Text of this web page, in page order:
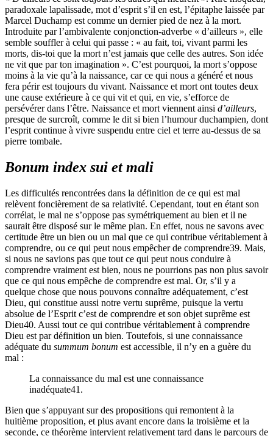
paradoxale lapalissade, mot d’esprit s’il en est, l’épitaphe laissée par
Marcel Duchamp est comme un dernier pied de nez à la mort.
Introduite par l’ambivalente conjonction-adverbe « d’ailleurs », elle
semble souffler à celui qui passe : « au fait, toi, vivant parmi les
morts, dis-toi que la mort n’est jamais que celle des autres. Son idée
ne vit que par ton imagination ». C’est pourquoi, la mort s’oppose
moins à la vie qu’à la naissance, car ce qui nous a généré et nous
fera périr est toujours du vivant. Naissance et mort ont toutes deux
une cause extérieure à ce qui vit et qui, en vie, s’efforce de
persévérer dans l’être. Naissance et mort viennent ainsi d’ailleurs,
presque de surcroît, comme le dit si bien l’humour duchampien, dont
l’esprit continue à vivre suspendu entre ciel et terre au-dessus de sa
pierre tombale.
Bonum index sui et mali
Les difficultés rencontrées dans la définition de ce qui est mal
relèvent foncièrement de sa relativité. Cependant, tout en étant son
corrélat, le mal ne s’oppose pas symétriquement au bien et il ne
saurait être disposé sur le même plan. En effet, nous ne savons avec
certitude être un bien ou un mal que ce qui contribue véritablement à
comprendre, ou ce qui peut nous empêcher de comprendre39. Mais,
si nous ne savions pas que tout ce qui peut nous conduire à
comprendre vraiment est bien, nous ne pourrions pas non plus savoir
que ce qui nous empêche de comprendre est mal. Or, s’il y a
quelque chose que nous pouvons connaître adéquatement, c’est
Dieu, qui constitue aussi notre vertu suprême, puisque la vertu
absolue de l’Esprit c’est de comprendre et son objet suprême est
Dieu40. Aussi tout ce qui contribue véritablement à comprendre
Dieu est par définition un bien. Toutefois, si une connaissance
adéquate du summum bonum est accessible, il n’y en a guère du
mal :
La connaissance du mal est une connaissance
inadéquate41 .
Bien que s’appuyant sur des propositions qui remontent à la
huitième proposition, et plus avant encore dans la troisième et la
seconde, ce théorème intervient relativement tard dans le parcours de